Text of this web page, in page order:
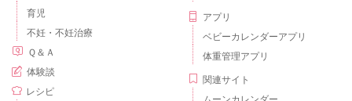
育児
不妊・不妊治療
Ｑ＆Ａ
体験談
レシピ
アプリ
ベビーカレンダーアプリ
体重管理アプリ
関連サイト